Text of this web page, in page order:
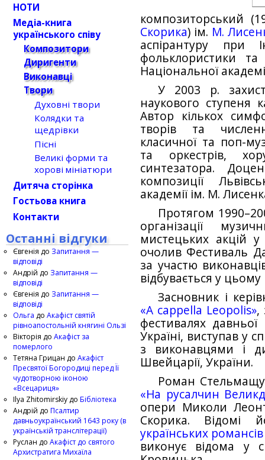
композиторський
Скорика) ім. М.
аспірантуру при
фольклористики та
Національної
У 2003 р.
наукового ступеня
Автор кількох
творів та
класичної та поп-
та оркестрів,
синтезатора.
композиції
академії ім. М.
Протягом
організації
мистецьких акцій
очолив Фестиваль
за участю
відбувається у цьому
Засновник і
«A cappella Leopolis»,
фестивалях
Україні, виступав у
з виконавцями і
Швейцарії, України.
Роман
«На русалчин
опери Миколи
Скорика. Відомі
українських
виконує відома у
НОТИ
Медіа-книга
українського співу
Композитори
Диригенти
Виконавці
Твори
Духовні твори
Колядки та
щедрівки
Пісні
Великі форми та
хорові мініатюри
Дитяча сторінка
Гостьова книга
Контакти
Останні відгуки
Євгенія до Запитання —
відповіді
Андрій до Запитання —
відповіді
Євгенія до Запитання —
відповіді
Ольга до Акафіст святій
рівноапостольній княгині Ользі
Вікторія до Акафіст за
померлого
Тетяна Грицан до Акафіст
Пресвятої Богородиці перед Її
чудотворною іконою
«Всецариця»
Ilya Zhitomirskiy до Бібліотека
Андрій до Псалтир
давньоукраїнський 1643 року (в
українській транслітерації)
Руслан до Акафіст до святого
Архистратига Михаїла